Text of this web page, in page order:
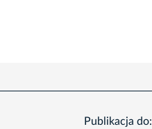
Publikacja do: